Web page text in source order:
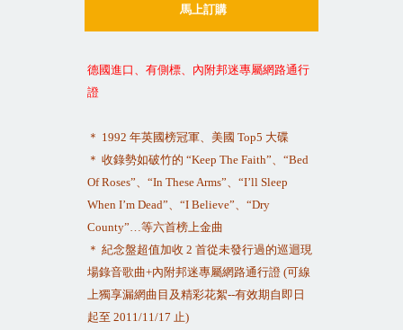
馬上訂購
德國進口、有側標、內附邦迷專屬網路通行
證
＊ 1992 年英國榜冠軍、美國 Top5 大碟
＊ 收錄勢如破竹的 “Keep The Faith”、 “Bed
Of Roses”、 “In These Arms”、 “I’ll Sleep
When I’m Dead”、 “I Believe”、 “Dry
County”…等六首榜上金曲
＊ 紀念盤超值加收 2 首從未發行過的巡迴現
場錄音歌曲+內附邦迷專屬網路通行證 (可線
上獨享漏網曲目及精彩花絮--有效期自即日
起至 2011/11/17 止)